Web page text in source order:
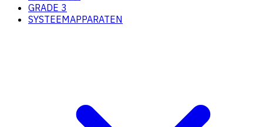
GRADE 3
SYSTEEMAPPARATEN